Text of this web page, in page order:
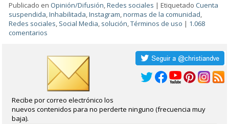
Publicado en Opinión/Difusión,Redes sociales |Etiquetado Cuenta
suspendida,Inhabilitada,Instagram,normas de la comunidad,
Redes sociales, Social Media, solución,Términos de uso | 1.068
comentarios
Recibe por correo electrónico los
nuevos contenidos para no perderte ninguno (frecuencia muy
baja).